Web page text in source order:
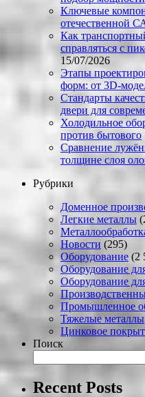
Ключевые
отечественной
Как
справляться с
15/07/2026
Этапы
форм: от 3D-
Стандарты
двери для
Холодильное
против бытового
Сравнение
толщине слоя
Рубрики
Доменное
Легкие металлы
Новости (295)
Оборудование (2
Оборудование
Оборудование
Промышленное
Тяжелые металлы
Цинковое
Поиск
Recent Posts